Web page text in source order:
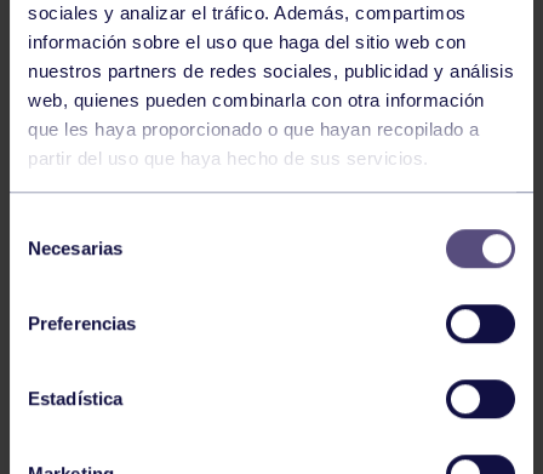
sociales y analizar el tráfico. Además, compartimos
información sobre el uso que haga del sitio web con
nuestros partners de redes sociales, publicidad y análisis
web, quienes pueden combinarla con otra información
que les haya proporcionado o que hayan recopilado a
partir del uso que haya hecho de sus servicios.
Necesarias
Preferencias
Estadística
Natación 27 Jul 2026
CAMPEONATO DE ESPAÑA DE